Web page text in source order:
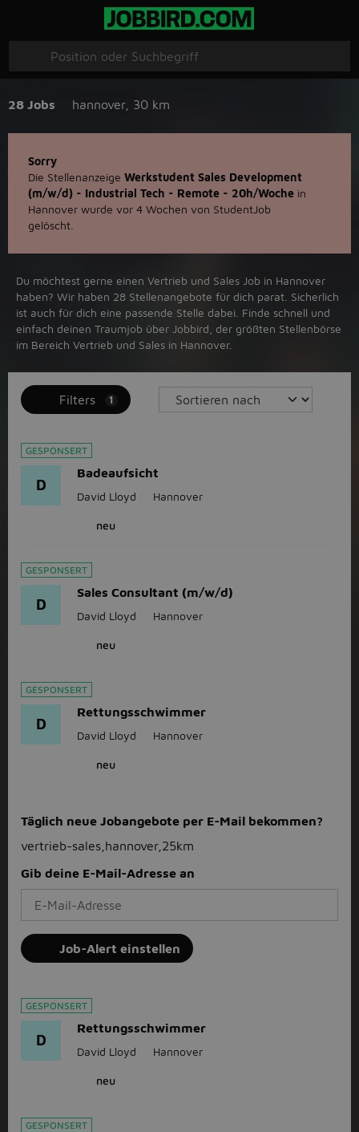
28 Jobs hannover, 30 km
Sorry
Die Stellenanzeige Werkstudent Sales Development
(m/w/d) - Industrial Tech - Remote - 20h/Woche in
Hannover wurde vor 4 Wochen von StudentJob
gelöscht.
Du möchtest gerne einen Vertrieb und Sales Job in ‪Hannover‬
haben? Wir haben ‪28‬ Stellenangebote für dich parat. Sicherlich
ist auch für dich eine passende Stelle dabei. Finde schnell und
einfach deinen Traumjob über ‪Jobbird‬, der größten Stellenbörse
im Bereich Vertrieb und Sales in ‪Hannover‬.
Filters 1
GESPONSERT
D
Badeaufsicht
David Lloyd Hannover
neu
GESPONSERT
D
Sales Consultant (m/w/d)
David Lloyd Hannover
neu
GESPONSERT
D
Rettungsschwimmer
David Lloyd Hannover
neu
Täglich neue Jobangebote per E-Mail bekommen?
vertrieb-sales,hannover,25km
Gib deine E-Mail-Adresse an
Job-Alert einstellen
GESPONSERT
D
Rettungsschwimmer
David Lloyd Hannover
neu
GESPONSERT